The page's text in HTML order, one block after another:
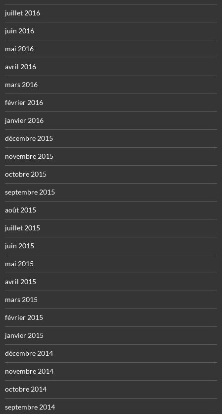
juillet 2016
juin 2016
mai 2016
avril 2016
mars 2016
février 2016
janvier 2016
décembre 2015
novembre 2015
octobre 2015
septembre 2015
août 2015
juillet 2015
juin 2015
mai 2015
avril 2015
mars 2015
février 2015
janvier 2015
décembre 2014
novembre 2014
octobre 2014
septembre 2014